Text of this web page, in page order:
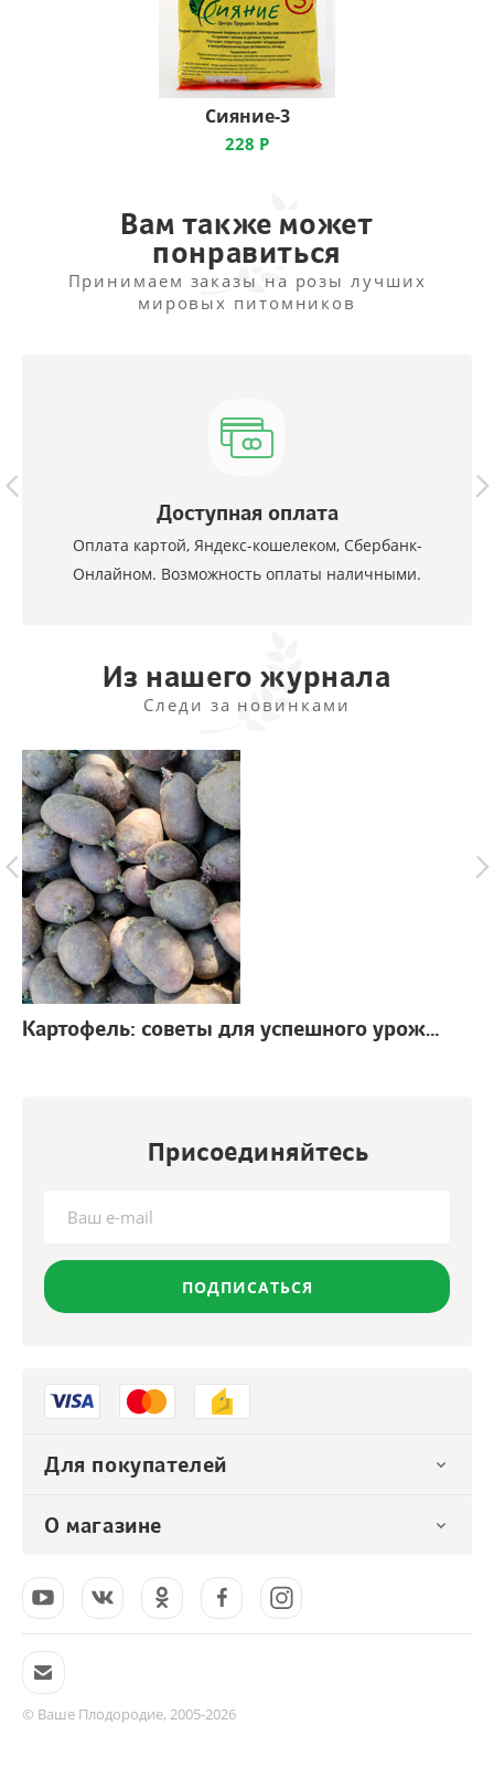
Сияние-3
228 Р
Вам также может
понравиться
Принимаем заказы на розы лучших
мировых питомников
Доступная оплата
Оплата картой, Яндекс-кошелеком, Сбербанк-
Онлайном. Возможность оплаты наличными.
Из нашего журнала
Следи за новинками
Картофель: советы для успешного урожая
Присоединяйтесь
ПОДПИСАТЬСЯ
Для покупателей
О магазине
© Ваше Плодородие, 2005-2026